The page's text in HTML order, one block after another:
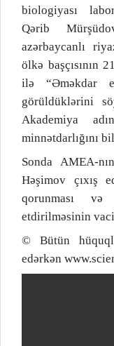
biologiyası
Qərib
azərbaycanlı
ölkə başçısının
ilə “Əməkdar
görüldüklərini
Akademiya
minnətdarlığını
Sonda AMEA-
Həşimov çıxış
qorunması və
etdirilməsinin
© Bütün
edərkən